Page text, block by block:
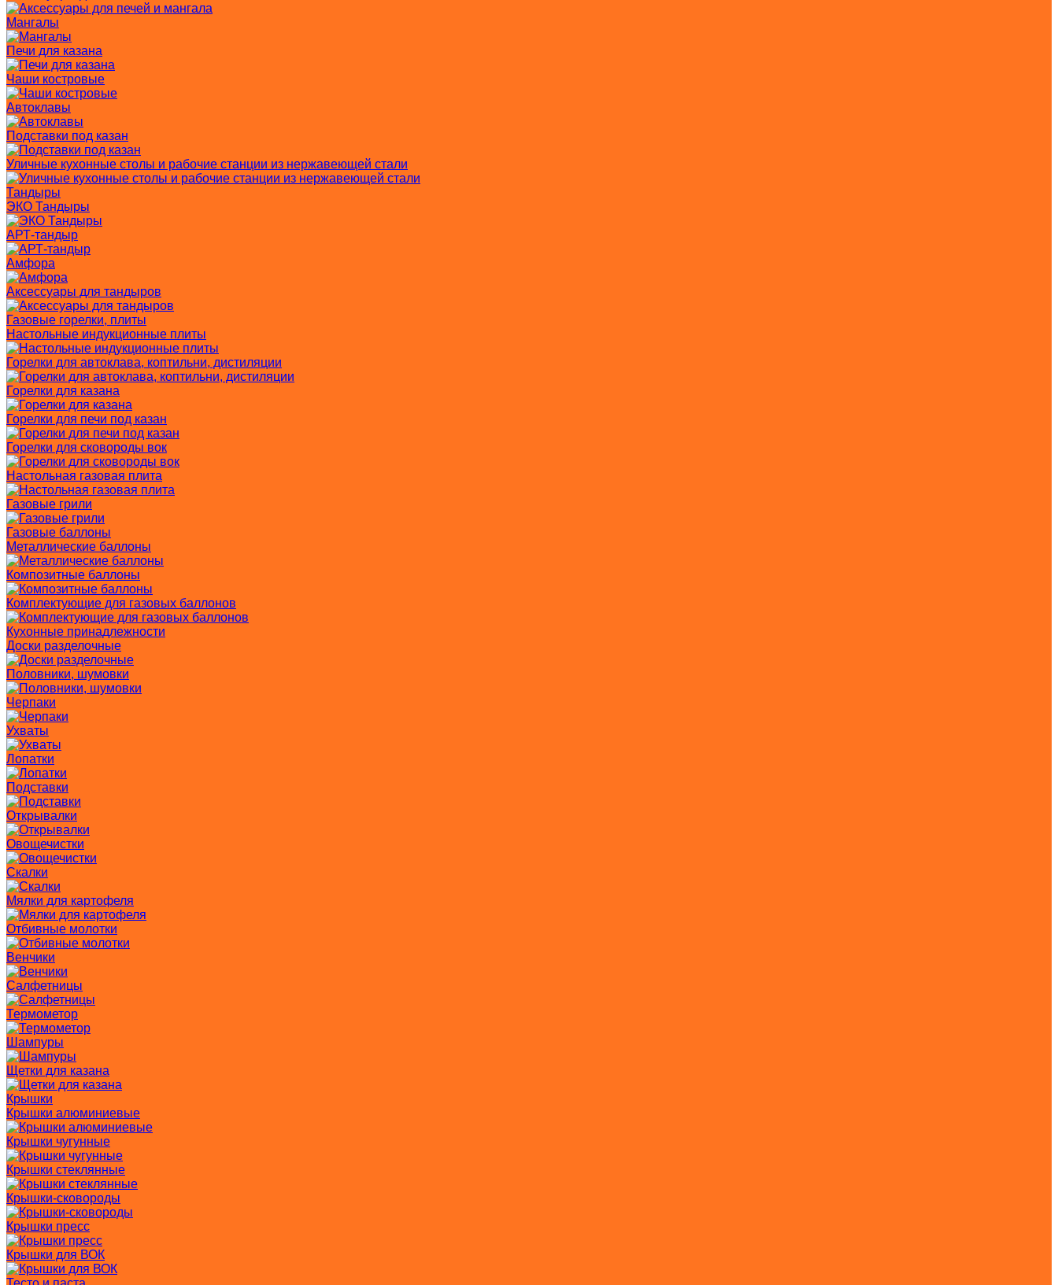
Мангалы
Печи для казана
Чаши костровые
Автоклавы
Подставки под казан
Уличные кухонные столы и рабочие станции из нержавеющей стали
Тандыры
ЭКО Тандыры
АРТ-тандыр
Амфора
Аксессуары для тандыров
Газовые горелки, плиты
Настольные индукционные плиты
Горелки для автоклава, коптильни, дистиляции
Горелки для казана
Горелки для печи под казан
Горелки для сковороды вок
Настольная газовая плита
Газовые грили
Газовые баллоны
Металлические баллоны
Композитные баллоны
Комплектующие для газовых баллонов
Кухонные принадлежности
Доски разделочные
Половники, шумовки
Черпаки
Ухваты
Лопатки
Подставки
Открывалки
Овощечистки
Скалки
Мялки для картофеля
Отбивные молотки
Венчики
Салфетницы
Термометор
Шампуры
Щетки для казана
Крышки
Крышки алюминиевые
Крышки чугунные
Крышки стеклянные
Крышки-сковороды
Крышки пресс
Крышки для ВОК